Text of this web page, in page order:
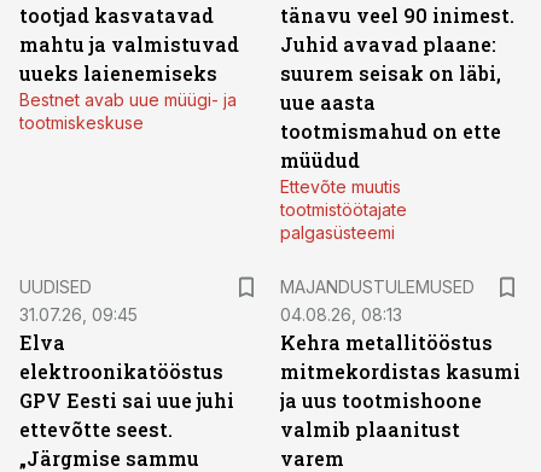
tootjad kasvatavad
mahtu ja valmistuvad
uueks laienemiseks
Bestnet avab uue müügi- ja
tootmiskeskuse
tänavu veel 90 inimest.
Juhid avavad plaane:
suurem seisak on läbi,
uue aasta
tootmismahud on ette
müüdud
Ettevõte muutis
tootmistöötajate
palgasüsteemi
UUDISED
31.07.26, 09:45
Elva
elektroonikatööstus
GPV Eesti sai uue juhi
ettevõtte seest.
„Järgmise sammu
MAJANDUSTULEMUSED
04.08.26, 08:13
Kehra metallitööstus
mitmekordistas kasumi
ja uus tootmishoone
valmib plaanitust
varem